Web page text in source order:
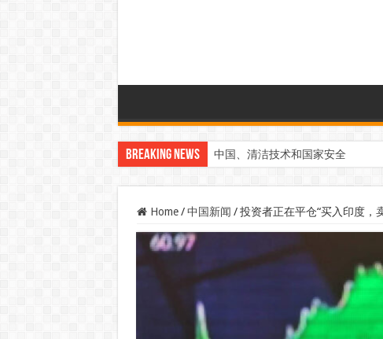
Breaking News 中国、清洁技术和国家安全
Home / 中国新闻 / 投资者正在平仓“买入印度，